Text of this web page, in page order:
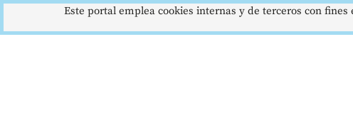
Este portal emplea cookies internas y de terceros con